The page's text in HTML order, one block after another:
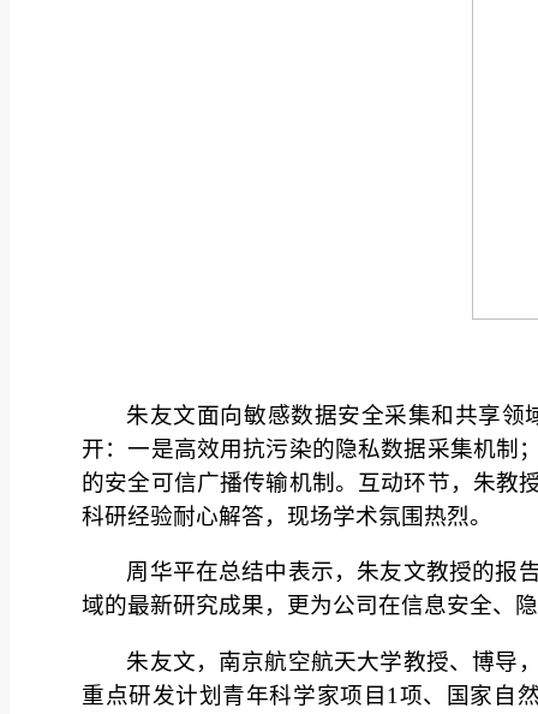
朱友文面向敏感数据安全采集和共享
开：一是高效用抗污染的隐私数据采集机制
的安全可信广播传输机制。互动环节，朱教
科研经验耐心解答，现场学术氛围热烈。
周华平在总结中表示，朱友文教授的报
域的最新研究成果，更为公司在信息安全、
朱友文，南京航空航天大学教授、博导
重点研发计划青年科学家项目1项、国家自